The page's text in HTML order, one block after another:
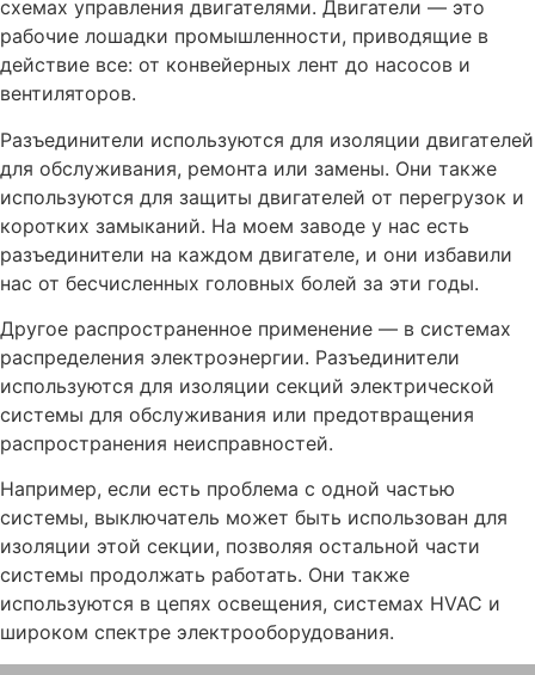
схемах управления двигателями. Двигатели — это
рабочие лошадки промышленности, приводящие в
действие все: от конвейерных лент до насосов и
вентиляторов.
Разъединители используются для изоляции двигателей
для обслуживания, ремонта или замены. Они также
используются для защиты двигателей от перегрузок и
коротких замыканий. На моем заводе у нас есть
разъединители на каждом двигателе, и они избавили
нас от бесчисленных головных болей за эти годы.
Другое распространенное применение — в системах
распределения электроэнергии. Разъединители
используются для изоляции секций электрической
системы для обслуживания или предотвращения
распространения неисправностей.
Например, если есть проблема с одной частью
системы, выключатель может быть использован для
изоляции этой секции, позволяя остальной части
системы продолжать работать. Они также
используются в цепях освещения, системах HVAC и
широком спектре электрооборудования.